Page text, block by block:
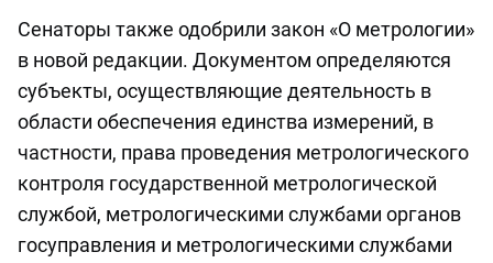
Сенаторы также одобрили закон «О метрологии»
в новой редакции. Документом определяются
субъекты, осуществляющие деятельность в
области обеспечения единства измерений, в
частности, права проведения метрологического
контроля государственной метрологической
службой, метрологическими службами органов
госуправления и метрологическими службами